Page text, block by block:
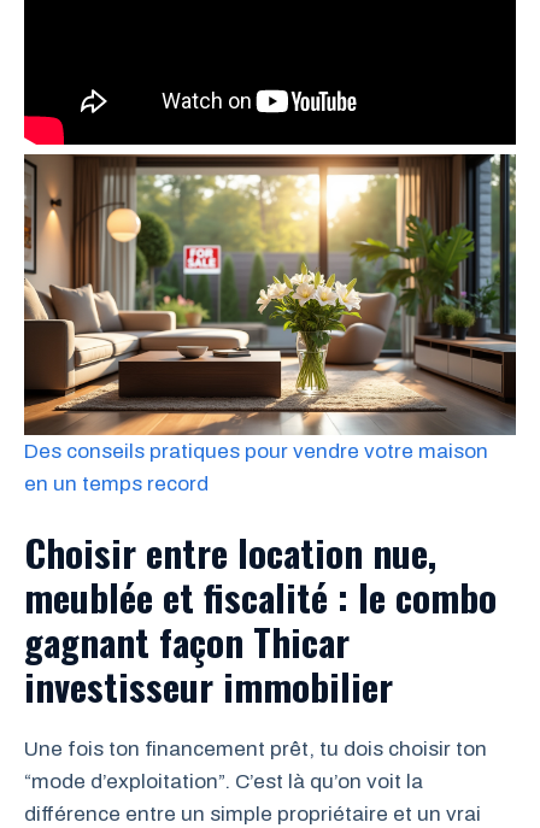
Des conseils pratiques pour vendre votre maison
en un temps record
Choisir entre location nue,
meublée et fiscalité : le combo
gagnant façon Thicar
investisseur immobilier
Une fois ton financement prêt, tu dois choisir ton
“mode d’exploitation”. C’est là qu’on voit la
différence entre un simple propriétaire et un vrai